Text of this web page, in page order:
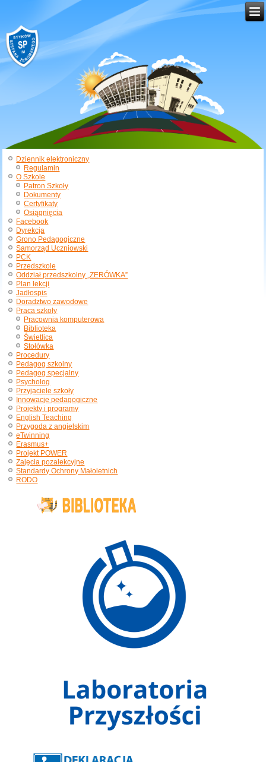
Dziennik elektroniczny
Regulamin
O Szkole
Patron Szkoły
Dokumenty
Certyfikaty
Osiągnięcia
Facebook
Dyrekcja
Grono Pedagogiczne
Samorząd Uczniowski
PCK
Przedszkole
Oddział przedszkolny „ZERÓWKA”
Plan lekcji
Jadłospis
Doradztwo zawodowe
Praca szkoły
Pracownia komputerowa
Biblioteka
Świetlica
Stołówka
Procedury
Pedagog szkolny
Pedagog specjalny
Psycholog
Przyjaciele szkoły
Innowacje pedagogiczne
Projekty i programy
English Teaching
Przygoda z angielskim
eTwinning
Erasmus+
Projekt POWER
Zajęcia pozalekcyjne
Standardy Ochrony Małoletnich
RODO